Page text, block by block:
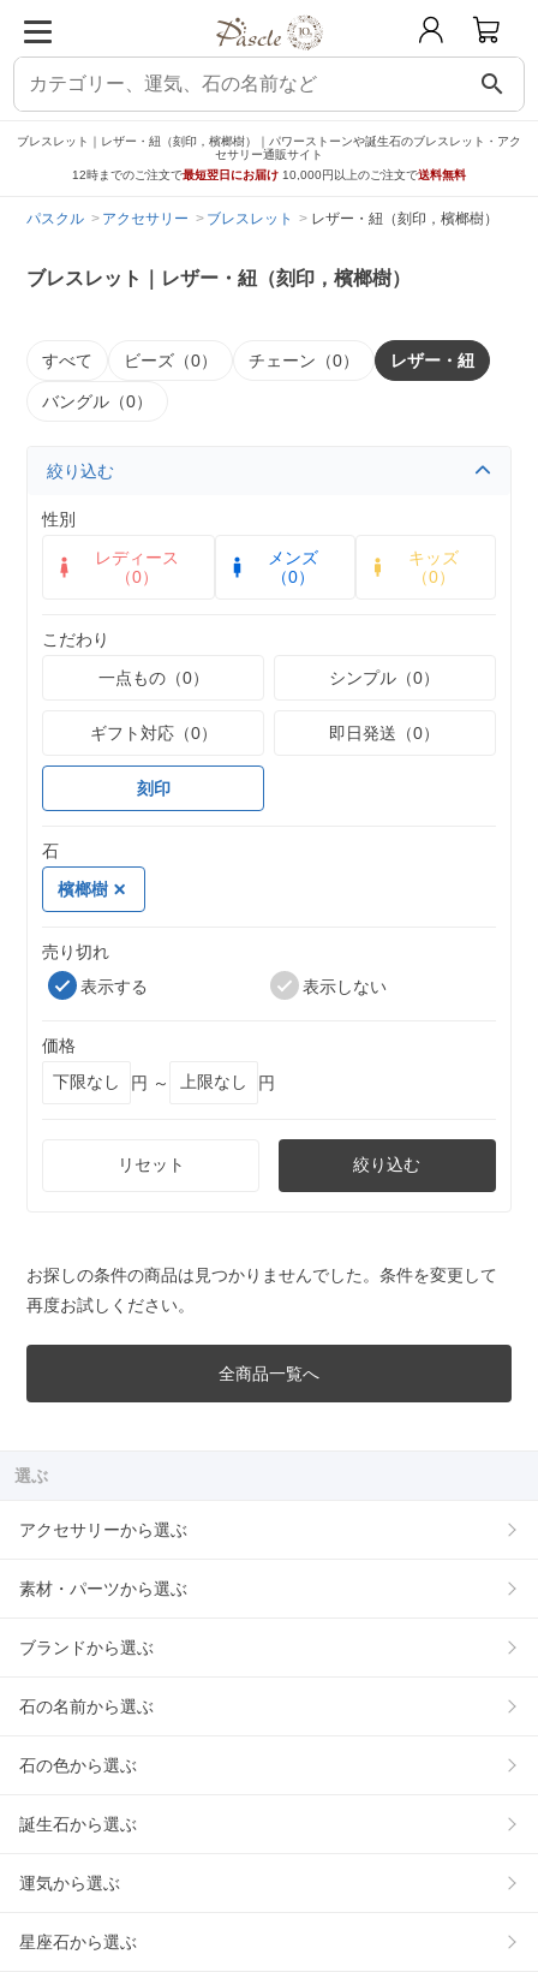
search
ブレスレット｜レザー・紐（刻印，檳榔樹）｜パワーストーンや誕生石のブレスレット・アク
セサリー通販サイト
12時までのご注文で最短翌日にお届け 10,000円以上のご注文で送料無料
パスクル アクセサリー ブレスレット レザー・紐（刻印，檳榔樹）
ブレスレット｜レザー・紐（刻印，檳榔樹）
すべて ビーズ（0） チェーン（0） レザー・紐
バングル（0）
絞り込む
性別
レディース
（0）
メンズ
（0）
キッズ
（0）
こだわり
一点もの（0）
シンプル（0）
ギフト対応（0） 即日発送（0）
刻印
石
檳榔樹
売り切れ
表示する
表示しない
価格
円 ～
円
リセット 絞り込む
お探しの条件の商品は見つかりませんでした。条件を変更して
再度お試しください。
全商品一覧へ
選ぶ
アクセサリーから選ぶ
素材・パーツから選ぶ
ブランドから選ぶ
石の名前から選ぶ
石の色から選ぶ
誕生石から選ぶ
運気から選ぶ
星座石から選ぶ